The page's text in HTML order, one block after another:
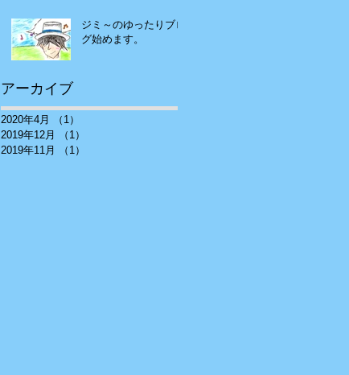
ジミ～のゆったりブロ
グ始めます。
アーカイブ
2020年4月 （1）
2019年12月
（1）
2019年11月
（1）